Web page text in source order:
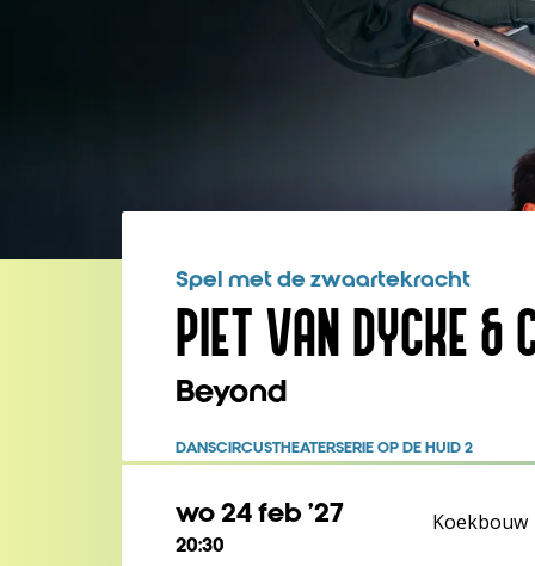
PIET VAN DYCKE &
Beyond
Spel met de zwaartekracht
DANSCIRCUSTHEATERSERIE OP DE HUID 2
wo 24 feb ’27
20:30
Koekbouw